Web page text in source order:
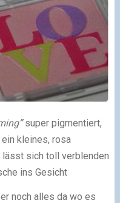
super pigmentiert,
kleines, rosa
lässt sich toll verblenden
ins Gesicht
noch alles da wo es